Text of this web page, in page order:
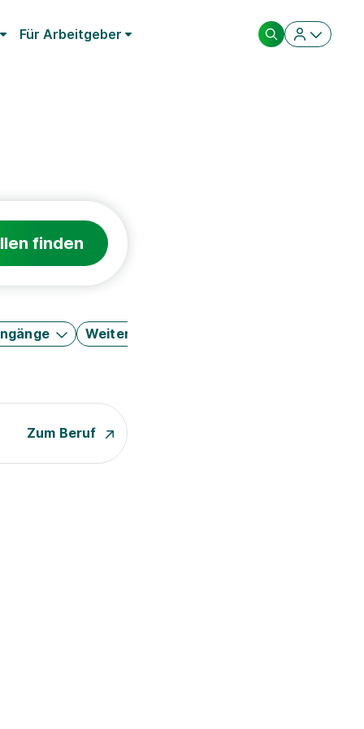
Für Arbeitgeber
finden
Weitere Filter
Zum Beruf